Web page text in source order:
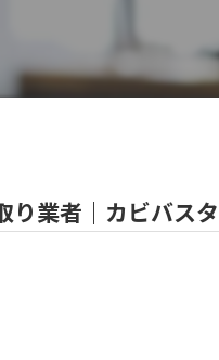
り業者｜カビバス